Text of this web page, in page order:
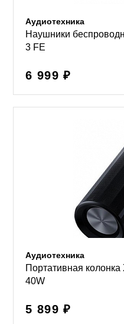
Аудиотехника
Наушники
3 FE
6 999 ₽
Аудиотехника
Портативная
40W
5 899 ₽